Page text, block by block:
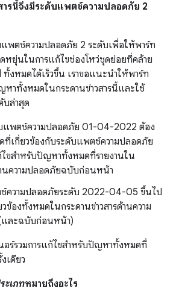
ารนี้จึงมีระดับแพตช์ความปลอดภัย 2
แพตช์ความปลอดภัย 2 ระดับเพื่อให้พาร์ท
หยุ่นในการแก้ไขช่องโหว่ชุดย่อยที่คล้าย
หมดได้เร็วขึ้น เราขอแนะนำให้พาร์ท
าทั้งหมดในกระดานข่าวสารนี้และใช้
บล่าสุด
แพตช์ความปลอดภัย 01-04-2022 ต้อง
เกี่ยวข้องกับระดับแพตช์ความปลอดภัย
ขสำหรับปัญหาทั้งหมดที่รายงานใน
านความปลอดภัยฉบับก่อนหน้า
ความปลอดภัยระดับ 2022-04-05 ขึ้นไป
องทั้งหมดในกระดานข่าวสารด้านความ
ละฉบับก่อนหน้า)
อร์รวมการแก้ไขสำหรับปัญหาทั้งหมดที่
เดียว
ะเภทหมายถึงอะไร